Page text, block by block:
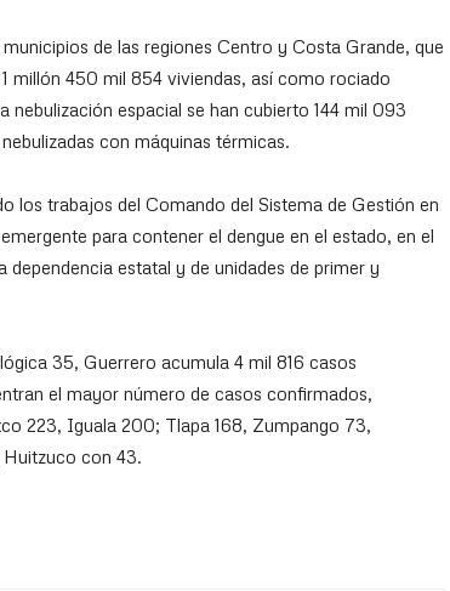
de las regiones Centro y Costa Grande, que
millón 450 mil 854 viviendas, así como rociado
espacial se han cubierto 144 mil 093
con máquinas térmicas.
los trabajos del Comando del Sistema de Gestión en
para contener el dengue en el estado, en el
estatal y de unidades de primer y
35, Guerrero acumula 4 mil 816 casos
el mayor número de casos confirmados,
223, Iguala 200; Tlapa 168, Zumpango 73,
con 43.